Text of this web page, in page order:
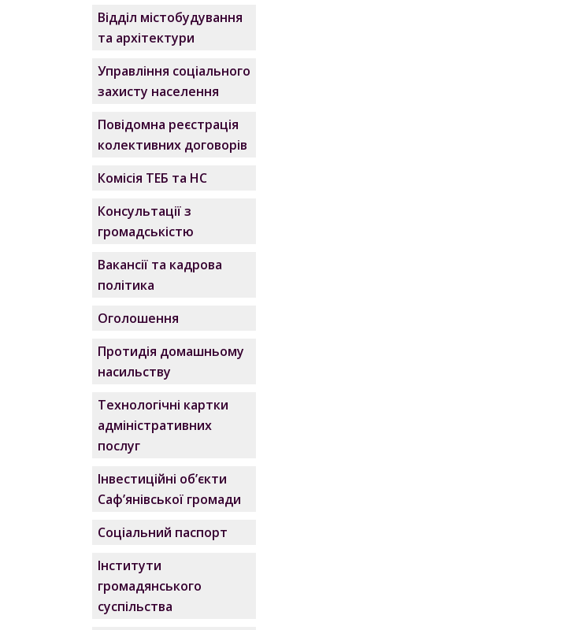
Відділ містобудування
та архітектури
Управління соціального
захисту населення
Повідомна реєстрація
колективних договорів
Комісія ТЕБ та НС
Консультації з
громадськістю
Вакансії та кадрова
політика
Оголошення
Протидія домашньому
насильству
Технологічні картки
адміністративних
послуг
Інвестиційні об’єкти
Саф’янівської громади
Соціальний паспорт
Інститути
громадянського
суспільства